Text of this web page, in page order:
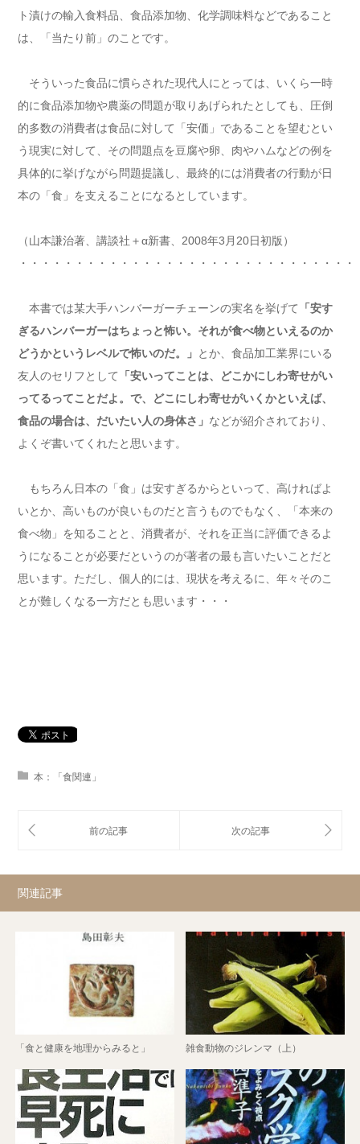
ト漬けの輸入食料品、食品添加物、化学調味料などであること
は、「当たり前」のことです。
そういった食品に慣らされた現代人にとっては、いくら一時
的に食品添加物や農薬の問題が取りあげられたとしても、圧倒
的多数の消費者は食品に対して「安価」であることを望むとい
う現実に対して、その問題点を豆腐や卵、肉やハムなどの例を
具体的に挙げながら問題提議し、最終的には消費者の行動が日
本の「食」を支えることになるとしています。
（山本謙治著、講談社＋α新書、2008年3月20日初版）
・・・・・・・・・・・・・・・・・・・・・・・・・・・・・
本書では某大手ハンバーガーチェーンの実名を挙げて
「安す
ぎるハンバーガーはちょっと怖い。それが食べ物といえるのか
どうかというレベルで怖いのだ。」 とか、食品加工業界にいる
友人のセリフとして
「安いってことは、どこかにしわ寄せがい
ってるってことだよ。で、どこにしわ寄せがいくかといえば、
食品の場合は、だいたい人の身体さ」 などが紹介されており、
よくぞ書いてくれたと思います。
もちろん日本の「食」は安すぎるからといって、高ければよ
いとか、高いものが良いものだと言うものでもなく、「本来の
食べ物」を知ることと、消費者が、それを正当に評価できるよ
うになることが必要だというのが著者の最も言いたいことだと
思います。ただし、個人的には、現状を考えるに、年々そのこ
とが難しくなる一方だとも思います・・・
本：「食関連」
関連記事
「食と健康を地理からみると」 雑食動物のジレンマ（上）